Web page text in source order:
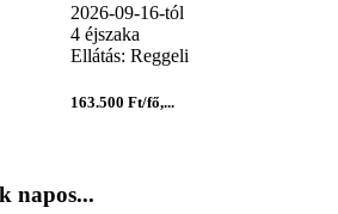
2026-09-16-tól
4 éjszaka
Ellátás: Reggeli
163.500 Ft/fő,...
napos...